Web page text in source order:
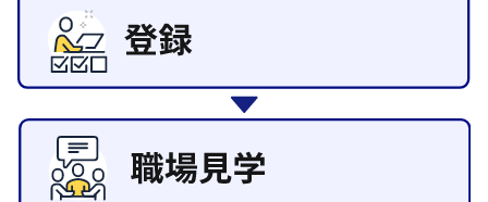
調理
洗い場
営業
その他の専門職
施設管理・整備
清掃
日給8000円～